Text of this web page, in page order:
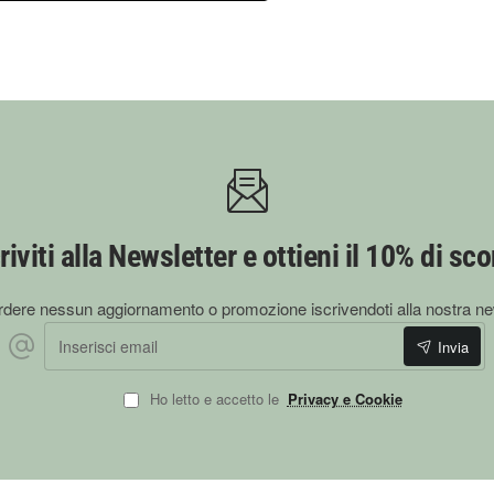
alla Newsletter e ottieni il 10% di
nessun aggiornamento o promozione iscrivendoti alla nostra
Inserisci email
Invia
Ho letto e accetto le Privacy e Cookie